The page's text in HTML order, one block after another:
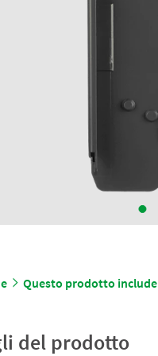
Questo prodotto include
del prodotto